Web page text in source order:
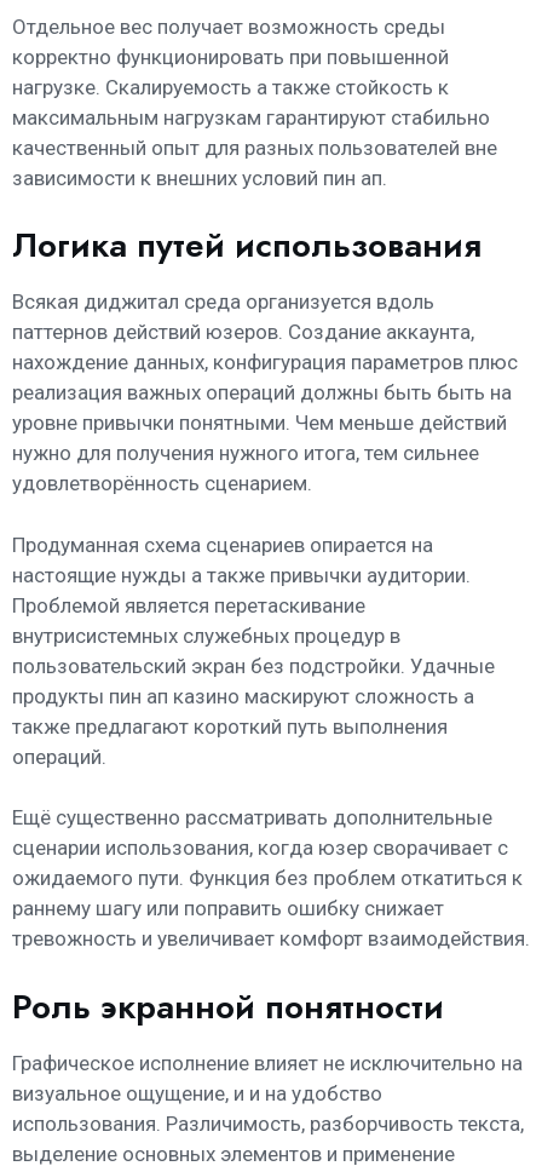
Отдельное вес получает возможность среды
корректно функционировать при повышенной
нагрузке. Скалируемость а также стойкость к
максимальным нагрузкам гарантируют стабильно
качественный опыт для разных пользователей вне
зависимости к внешних условий пин ап.
Логика путей использования
Всякая диджитал среда организуется вдоль
паттернов действий юзеров. Создание аккаунта,
нахождение данных, конфигурация параметров плюс
реализация важных операций должны быть быть на
уровне привычки понятными. Чем меньше действий
нужно для получения нужного итога, тем сильнее
удовлетворённость сценарием.
Продуманная схема сценариев опирается на
настоящие нужды а также привычки аудитории.
Проблемой является перетаскивание
внутрисистемных служебных процедур в
пользовательский экран без подстройки. Удачные
продукты пин ап казино маскируют сложность а
также предлагают короткий путь выполнения
операций.
Ещё существенно рассматривать дополнительные
сценарии использования, когда юзер сворачивает с
ожидаемого пути. Функция без проблем откатиться к
раннему шагу или поправить ошибку снижает
тревожность и увеличивает комфорт взаимодействия.
Роль экранной понятности
Графическое исполнение влияет не исключительно на
визуальное ощущение, и и на удобство
использования. Различимость, разборчивость текста,
выделение основных элементов и применение